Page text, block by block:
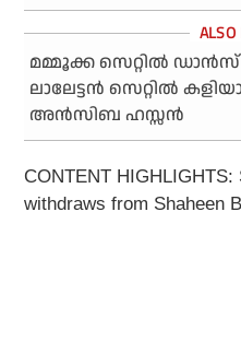
മമ്മൂക്ക സെറ്റില്‍ ഡാന്‍സ്
ലാലേട്ടന്‍ സെറ്റില്‍
അന്‍സിബ ഹസ്സന്‍
CONTENT
withdraws from Shaheen